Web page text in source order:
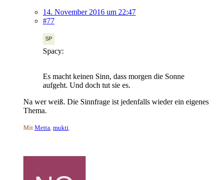
14. November 2016 um 22:47
#77
Spacy:
Es macht keinen Sinn, dass morgen die Sonne
aufgeht. Und doch tut sie es.
Na wer weiß. Die Sinnfrage ist jedenfalls wieder ein eigenes
Thema.
Mit Metta mukti